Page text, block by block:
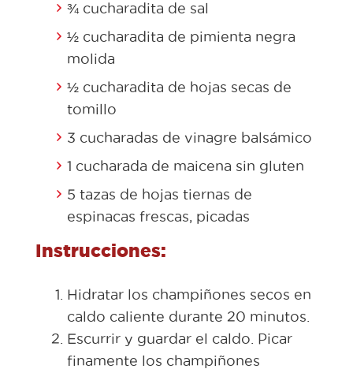
¾ cucharadita de sal
½ cucharadita de pimienta negra
molida
½ cucharadita de hojas secas de
tomillo
3 cucharadas de vinagre balsámico
1 cucharada de maicena sin gluten
5 tazas de hojas tiernas de
espinacas frescas, picadas
Instrucciones:
Hidratar los champiñones secos en
caldo caliente durante 20 minutos.
Escurrir y guardar el caldo. Picar
finamente los champiñones